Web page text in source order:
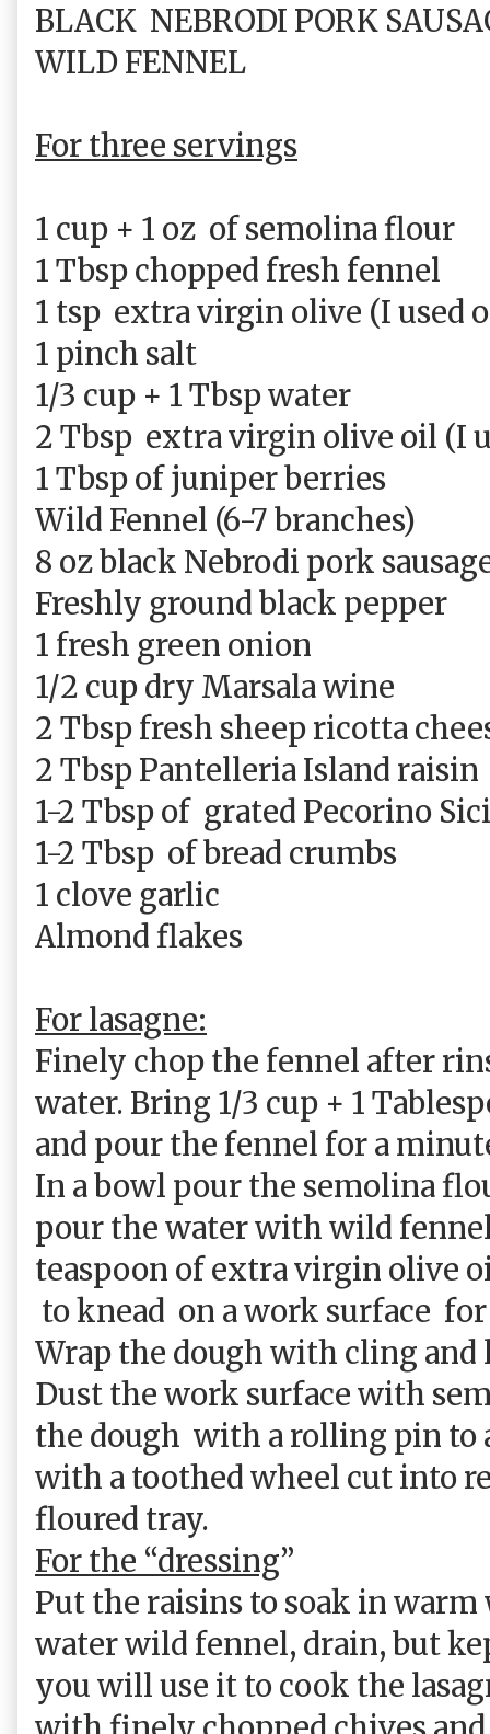
BLACK NEBRODI PORK
WILD FENNEL
For three servings
1 cup + 1 oz of semolina flour
1 Tbsp chopped fresh fennel
1 tsp extra virgin olive (I used
1 pinch salt
1/3 cup + 1 Tbsp water
2 Tbsp extra virgin olive oil (I
1 Tbsp of juniper berries
Wild Fennel (6-7 branches)
8 oz black Nebrodi pork
Freshly ground black pepper
1 fresh green onion
1/2 cup dry Marsala wine
2 Tbsp fresh sheep ricotta
2 Tbsp Pantelleria Island raisin
1-2 Tbsp of grated Pecorino
1-2 Tbsp of bread crumbs
1 clove garlic
Almond flakes
For lasagne:
Finely chop the fennel after
water. Bring 1/3 cup + 1
and pour the fennel for a
In a bowl pour the semolina
pour the water with wild
teaspoon of extra virgin olive
to knead on a work surface
Wrap the dough with cling and
Dust the work surface with
the dough with a rolling pin to
with a toothed wheel cut into
floured tray.
For the “dressing”
Put the raisins to soak in warm
water wild fennel, drain, but
you will use it to cook the